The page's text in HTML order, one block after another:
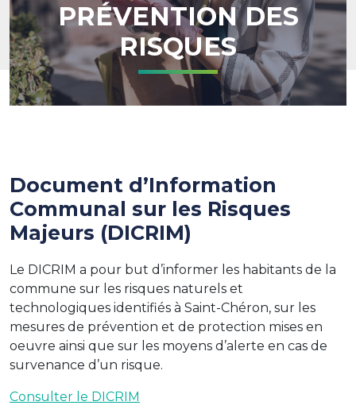
PRÉVENTION DES
RISQUES
Document d’Information
Communal sur les Risques
Majeurs (DICRIM)
Le DICRIM a pour but d’informer les habitants de la
commune sur les risques naturels et
technologiques identifiés à Saint-Chéron, sur les
mesures de prévention et de protection mises en
oeuvre ainsi que sur les moyens d’alerte en cas de
survenance d’un risque.
Consulter le DICRIM